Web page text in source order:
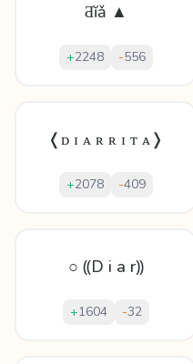
Ƌĭǎ ▲
+2248 -556
❬ᴅ ɪ ᴀ ʀ ʀ ɪ ᴛ ᴀ❭
+2078 -409
○ ⸨D i a r⸩
+1604 -32